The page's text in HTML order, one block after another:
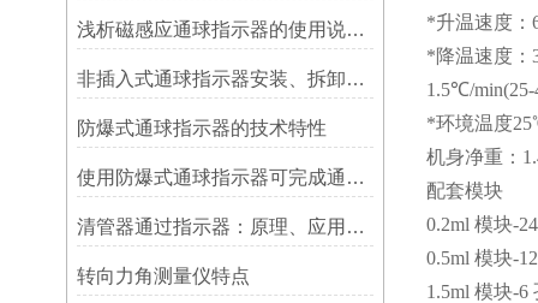
浅析磁感应通球指示器的使用说明及特点
非插入式通球指示器安装、拆卸灵活方便
防爆式通球指示器的技术特性
使用防爆式通球指示器可完成通球指示功能
清管器通过指示器：原理、应用与维护
转向力角测量仪特点
*升温速度
*降温速度
1.5℃/
*环境温度
机身净重：
配套模块
0.2ml 模块-
0.5ml 模块-
1.5ml 模块-6